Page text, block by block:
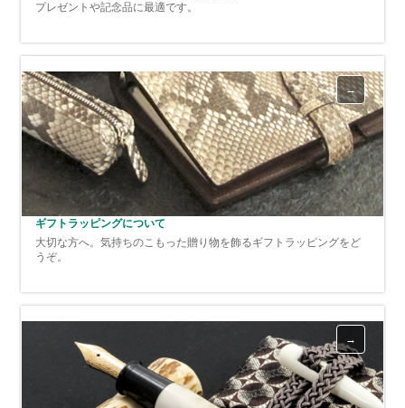
プレゼントや記念品に最適です。
ギフトラッピングについて
大切な方へ。気持ちのこもった贈り物を飾るギフトラッピングをど
うぞ。